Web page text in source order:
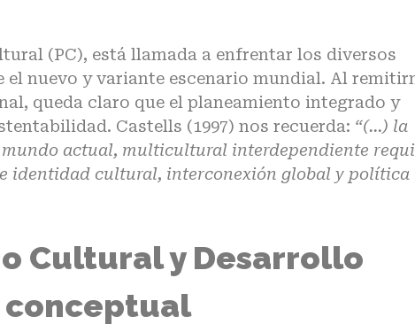
(PC), está llamada a enfrentar los diversos
el nuevo y variante escenario mundial. Al
queda claro que el planeamiento integrado y
Castells (1997) nos recuerda: “(…) la
actual, multicultural interdependiente
identidad cultural, interconexión global y política
Cultural y Desarrollo
conceptual